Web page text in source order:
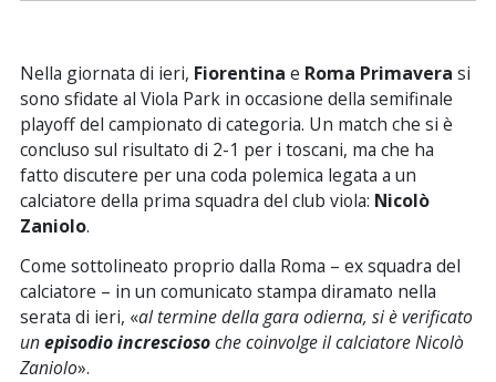
Nella giornata di ieri, Fiorentina e Roma Primavera si
sono sfidate al Viola Park in occasione della semifinale
playoff del campionato di categoria. Un match che si è
concluso sul risultato di 2-1 per i toscani, ma che ha
fatto discutere per una coda polemica legata a un
calciatore della prima squadra del club viola: Nicolò
Zaniolo.
Come sottolineato proprio dalla Roma – ex squadra del
calciatore – in un comunicato stampa diramato nella
serata di ieri, «al termine della gara odierna, si è verificato
unepisodio incresciosoche coinvolge il calciatore Nicolò
Zaniolo».